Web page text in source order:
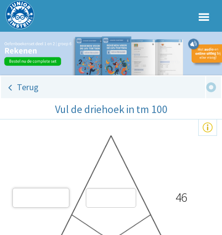
Terug
Vul de driehoek in tm 100
46